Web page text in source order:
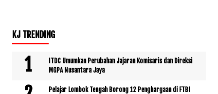
KJ TRENDING
ITDC Umumkan Perubahan Jajaran Komisaris dan Direksi
MGPA Nusantara Jaya
Pelajar Lombok Tengah Borong 12 Penghargaan di FTBI